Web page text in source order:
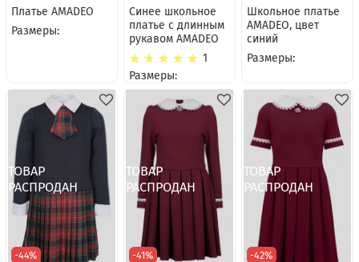
Платье AMADEO
Размеры:
Синее школьное
платье с длинным
рукавом AMADEO
1
Размеры:
Школьное платье
AMADEO, цвет
синий
Размеры:
-44% -41% -42%